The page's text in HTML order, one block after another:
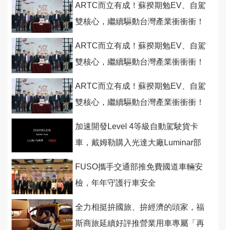
ARTC而立有成！蘇揆期勉EV、自駕
雙核心，繼續驅動台灣產業衝衝衝！
ARTC而立有成！蘇揆期勉EV、自駕
雙核心，繼續驅動台灣產業衝衝衝！
ARTC而立有成！蘇揆期勉EV、自駕
雙核心，繼續驅動台灣產業衝衝衝！
加速開發Level 4等級自動駕駛貨卡
車，戴姆勒購入光達大廠Luminar部
FUSO攜手交通部推免費國道車輛安
檢，年年守護行車安全
全力相挺拚國旅、拚經濟的頭家，福
斯商旅延續好評推營業用車專屬「再